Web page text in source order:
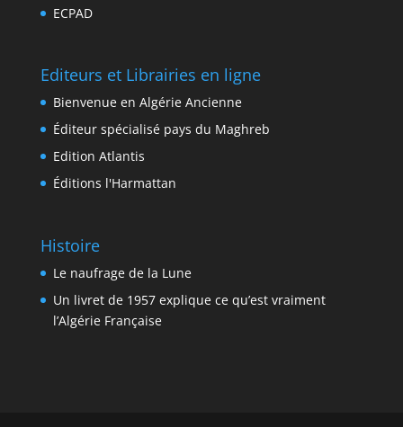
ECPAD
Editeurs et Librairies en ligne
Bienvenue en Algérie Ancienne
Éditeur spécialisé pays du Maghreb
Edition Atlantis
Éditions l'Harmattan
Histoire
Le naufrage de la Lune
Un livret de 1957 explique ce qu’est vraiment
l’Algérie Française